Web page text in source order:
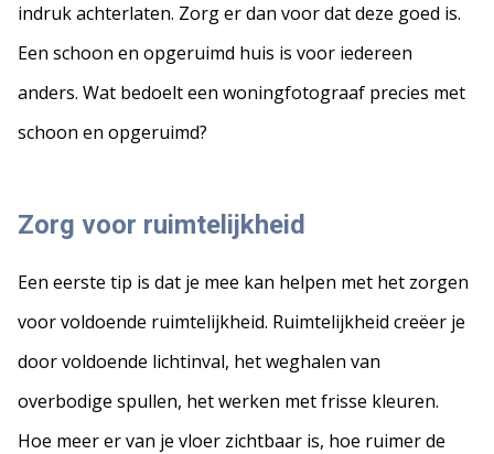
indruk achterlaten. Zorg er dan voor dat deze goed is.
Een schoon en opgeruimd huis is voor iedereen
anders. Wat bedoelt een woningfotograaf precies met
schoon en opgeruimd?
Zorg voor ruimtelijkheid
Een eerste tip is dat je mee kan helpen met het zorgen
voor voldoende ruimtelijkheid. Ruimtelijkheid creëer je
door voldoende lichtinval, het weghalen van
overbodige spullen, het werken met frisse kleuren.
Hoe meer er van je vloer zichtbaar is, hoe ruimer de